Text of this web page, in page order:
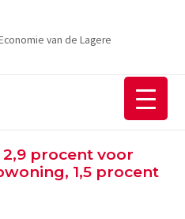
van de Lagere
procent voor
1,5 procent